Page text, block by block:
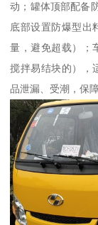
动；罐体顶部配备
底部设置防爆型出
量，避免超载）；
搅拌易结块的），
品泄漏、受潮，保